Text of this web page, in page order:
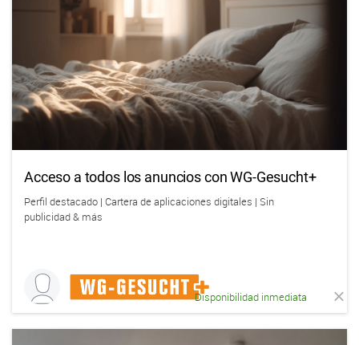
Acceso a todos los anuncios con WG-Gesucht+
Perfil destacado | Cartera de aplicaciones digitales | Sin
publicidad & más
Disponibilidad inmediata